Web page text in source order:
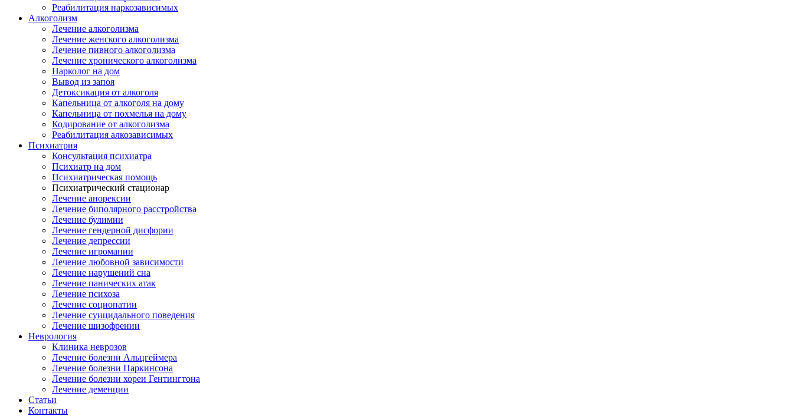
Реабилитация наркозависимых
Алкоголизм
Лечение алкоголизма
Лечение женского алкоголизма
Лечение пивного алкоголизма
Лечение хронического алкоголизма
Нарколог на дом
Вывод из запоя
Детоксикация от алкоголя
Капельница от алкоголя на дому
Капельница от похмелья на дому
Кодирование от алкоголизма
Реабилитация алкозависимых
Психиатрия
Консультация психиатра
Психиатр на дом
Психиатрическая помощь
Психиатрический стационар
Лечение анорексии
Лечение биполярного расстройства
Лечение булимии
Лечение гендерной дисфории
Лечение депрессии
Лечение игромании
Лечение любовной зависимости
Лечение нарушений сна
Лечение панических атак
Лечение психоза
Лечение социопатии
Лечение суицидального поведения
Лечение шизофрении
Неврология
Клиника неврозов
Лечение болезни Альцгеймера
Лечение болезни Паркинсона
Лечение болезни хореи Гентингтона
Лечение деменции
Статьи
Контакты